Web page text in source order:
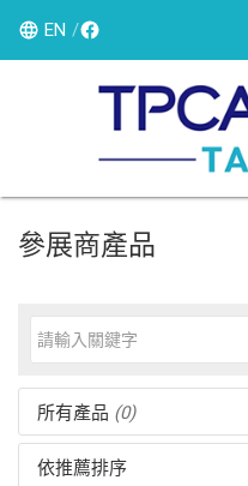
EN
參展商產品
所有產品 (0)
依推薦排序